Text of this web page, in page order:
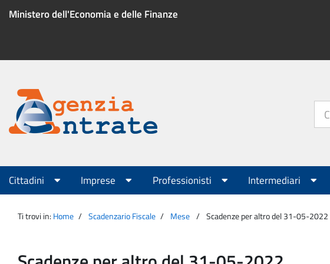
Ministero dell'Economia e delle Finanze
Menu
servizio
Agenzia
Entrate
sito:
Menu
principale
Cittadini Imprese Professionisti Intermediari
Ti trovi in: Home Scadenzario Fiscale Mese Scadenze per altro del 31-05-2022